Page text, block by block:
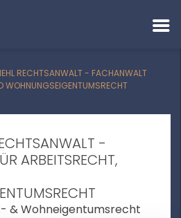
RECHTSANWALT - FACHANWALT
WOHNUNGSEIGENTUMSRECHT
-
ARBEITSRECHT,
& Wohneigentumsrecht